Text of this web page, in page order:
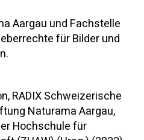
Aargau und Fachstelle
für Bilder und
RADIX Schweizerische
Naturama Aargau,
Hochschule für